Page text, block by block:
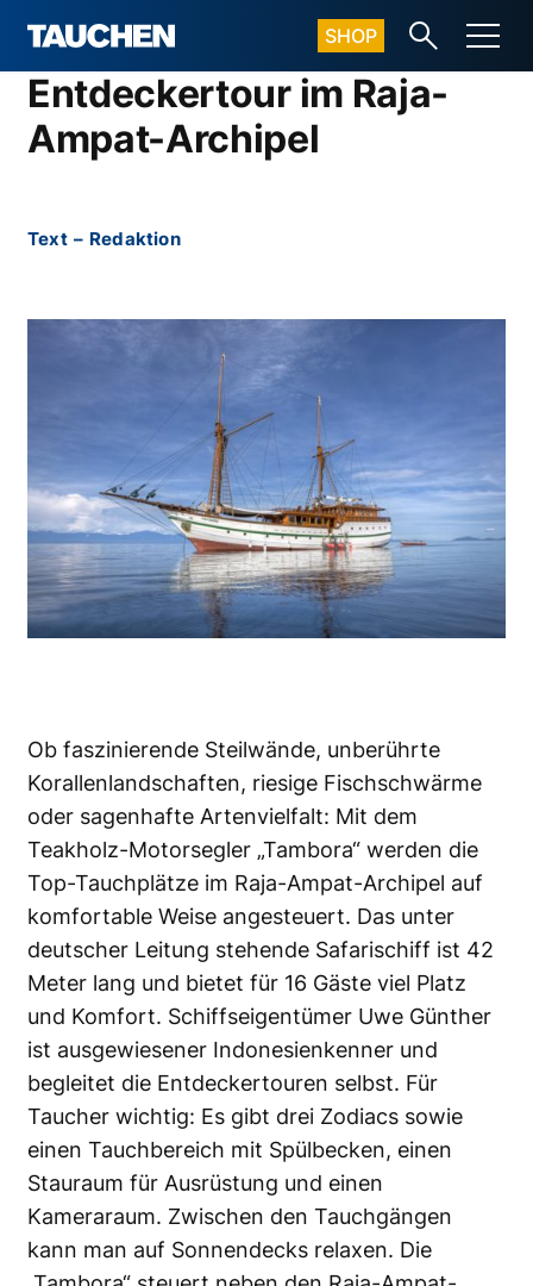
SHOP
Entdeckertour im Raja-
Ampat-Archipel
Text – Redaktion
Ob faszinierende Steilwände, unberührte
Korallenlandschaften, riesige Fischschwärme
oder sagenhafte Artenvielfalt: Mit dem
Teakholz-Motorsegler „Tambora“ werden die
Top-Tauchplätze im Raja-Ampat-Archipel auf
komfortable Weise angesteuert. Das unter
deutscher Leitung stehende Safarischiff ist 42
Meter lang und bietet für 16 Gäste viel Platz
und Komfort. Schiffseigentümer Uwe Günther
ist ausgewiesener Indonesienkenner und
begleitet die Entdeckertouren selbst. Für
Taucher wichtig: Es gibt drei Zodiacs sowie
einen Tauchbereich mit Spülbecken, einen
Stauraum für Ausrüstung und einen
Kameraraum. Zwischen den Tauchgängen
kann man auf Sonnendecks relaxen. Die